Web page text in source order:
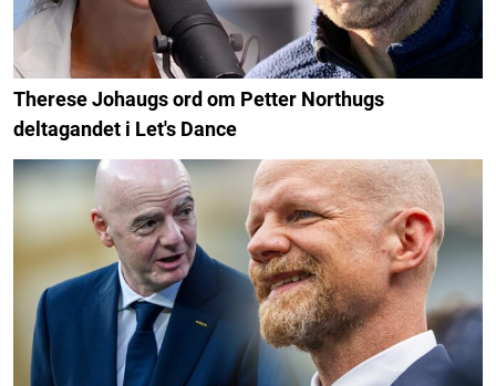
Therese Johaugs ord om Petter Northugs
deltagandet i Let's Dance